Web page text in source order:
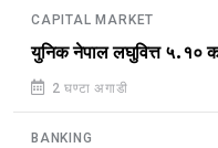
CAPITAL MARKET
युनिक नेपाल लघुवित्त ५.१०
2 घण्टा अगाडी
BANKING